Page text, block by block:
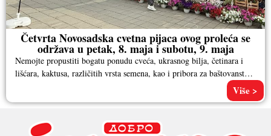
Četvrta Novosadska cvetna pijaca ovog proleća se
održava u petak, 8. maja i subotu, 9. maja
Nemojte propustiti bogatu ponudu cveća, ukrasnog bilja, četinara i
lišćara, kaktusa, različitih vrsta semena, kao i pribora za baštovanstvo.
Više >